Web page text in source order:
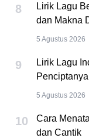
8
Lirik Lagu
dan Makna
5 Agustus 2026
9
Lirik Lagu
Penciptanya
5 Agustus 2026
10
Cara
dan Cantik